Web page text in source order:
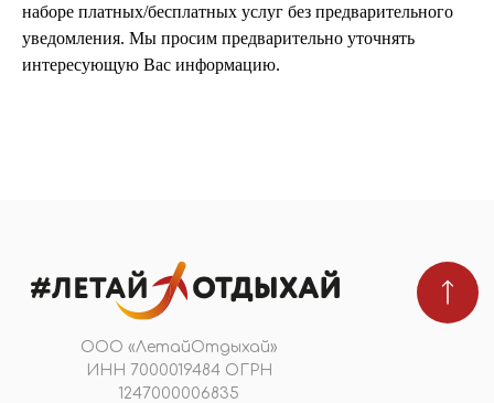
наборе платных/бесплатных услуг без предварительного
уведомления. Мы просим предварительно уточнять
интересующую Вас информацию.
ПОДПИШИТЕСЬ НА НОВОСТИ